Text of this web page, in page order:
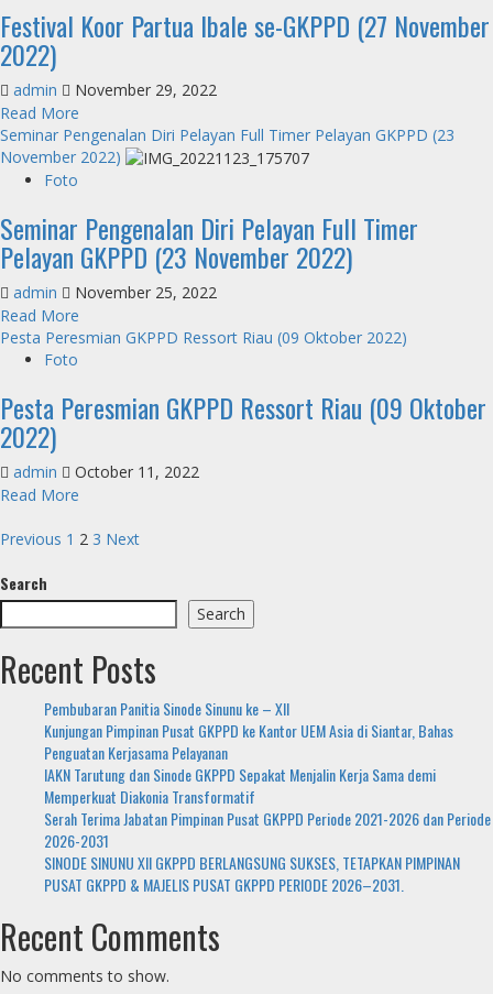
2023)
dan
Diakones
Maret
Festival Koor Partua Ibale se-GKPPD (27 November
2022)
admin
November 29, 2022
Read More
more
about
Partua
Ibale
se-
GKPPD
November
Seminar Pengenalan Diri Pelayan Full Timer Pelayan GKPPD (23
November 2022)
Foto
Seminar Pengenalan Diri Pelayan Full Timer
Pelayan GKPPD (23 November 2022)
admin
November 25, 2022
Read More
more
Pengenalan
Diri
Full
GKPPD
2022)
Pesta Peresmian GKPPD Ressort Riau (09 Oktober 2022)
Foto
Pesta Peresmian GKPPD Ressort Riau (09 Oktober
2022)
admin
October 11, 2022
Read More
about
GKPPD
Ressort
(09
2022)
Posts
pagination
Previous 1 2 3 Next
Search
Search
Recent Posts
Pembubaran Panitia Sinode Sinunu ke – XII
Kunjungan Pimpinan Pusat GKPPD ke Kantor UEM Asia di Siantar, Bahas
Penguatan Kerjasama Pelayanan
IAKN Tarutung dan Sinode GKPPD Sepakat Menjalin Kerja Sama demi
Memperkuat Diakonia Transformatif
Serah Terima Jabatan Pimpinan Pusat GKPPD Periode 2021-2026 dan Periode
2026-2031
SINODE SINUNU XII GKPPD BERLANGSUNG SUKSES, TETAPKAN PIMPINAN
PUSAT GKPPD & MAJELIS PUSAT GKPPD PERIODE 2026–2031.
Recent Comments
No comments to show.